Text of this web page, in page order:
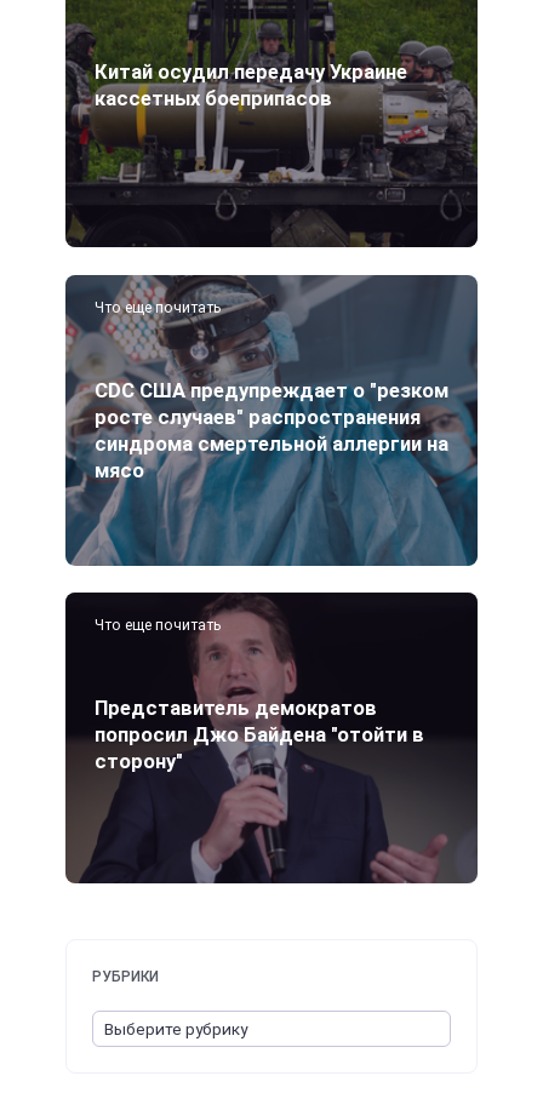
Китай осудил передачу Украине
кассетных боеприпасов
Что еще почитать
CDC США предупреждает о "резком
росте случаев" распространения
синдрома смертельной аллергии на
мясо
Что еще почитать
Представитель демократов
попросил Джо Байдена "отойти в
сторону"
РУБРИКИ